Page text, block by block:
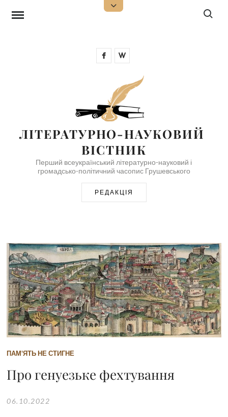
Open
Search
FacebookWikipedia
ЛІТЕРАТУРНО-НАУКОВИЙ
ВІСТНИК
Перший всеукраїнський літературно-науковий і
громадсько-політичний часопис Грушевського
РЕДАКЦІЯ
ПАМ'ЯТЬ НЕ СТИГНЕ
Про генуезьке фехтування
06.10.2022